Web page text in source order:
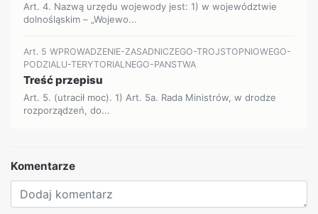
Art. 4. Nazwą urzędu wojewody jest: 1) w województwie
dolnośląskim – „Wojewo...
Art. 5 WPROWADZENIE-ZASADNICZEGO-TROJSTOPNIOWEGO-
PODZIALU-TERYTORIALNEGO-PANSTWA
Treść przepisu
Art. 5. (utracił moc). 1) Art. 5a. Rada Ministrów, w drodze
rozporządzeń, do...
Komentarze